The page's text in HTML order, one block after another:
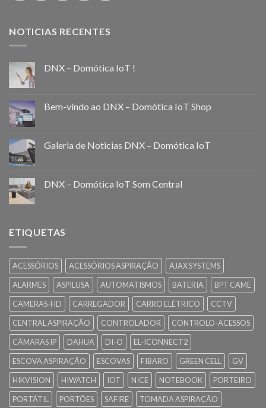
NOTICIAS RECENTES
DNX – Domótica IoT !
Bem-vindo ao DNX – Domótica IoT Shop
Galeria de Noticias DNX – Domótica IoT
DNX – Domótica IoT Som Central
ETIQUETAS
ACESSÓRIOS ACESSÓRIOS ASPIRAÇÃO
AJAX SYSTEMS
ALARMES
ASPILUSA AUTOMATISMOS BATERIA
BPT CAME
CAMERAS-HD
CARREGADOR CARRO ELÉTRICO
CCTV
CENTRAL ASPIRAÇÃO
CONTROLADOR
CONTROLO-ACESSOS
CÂMARAS IP
DAHUA DI-O
EL-ICONNECT2
ESCOVA ASPIRAÇÃO
ESCOVAS FIBARO GREEN CELL
GV
HIKVISION
HIWATCH IOT NICE NOTEBOOK
PORTEIRO
PORTÁTIL
PORTÕES SAFIRE
TOMADA ASPIRAÇÃO